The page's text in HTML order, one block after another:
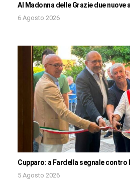
Al Madonna delle Grazie due nuove
6 Agosto 2026
Cupparo: a Fardella segnale
5 Agosto 2026